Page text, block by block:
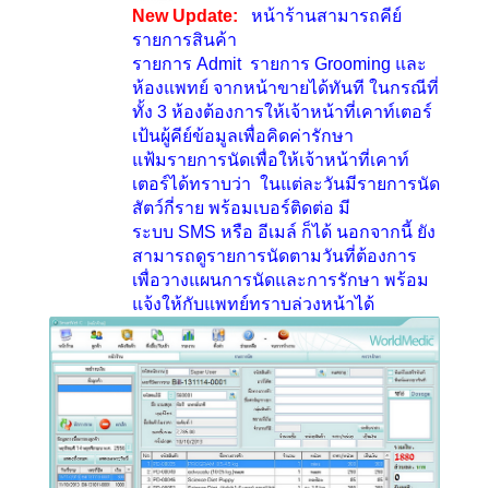
New Update:
หน้าร้านสามารถคีย์
รายการสินค้า
รายการ Admit รายการ Grooming และ
ห้องแพทย์ จากหน้าขายได้ทันที ในกรณีที่
ทั้ง 3 ห้องต้องการให้เจ้าหน้าที่เคาท์เตอร์
เป้นผู้คีย์ข้อมูลเพื่อคิดค่ารักษา
แฟ้มรายการนัดเพื่อให้เจ้าหน้าที่เคาท์
เตอร์ได้ทราบว่า ในแต่ละวันมีรายการนัด
สัตว์กี่ราย พร้อมเบอร์ติดต่อ มี
ระบบ SMS หรือ อีเมล์ ก็ได้ นอกจากนี้ ยัง
สามารถดูรายการนัดตามวันที่ต้องการ
เพื่อวางแผนการนัดและการรักษา พร้อม
แจ้งให้กับแพทย์ทราบล่วงหน้าได้